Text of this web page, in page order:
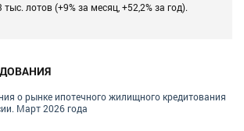
тыс. лотов (+9% за месяц, +52,2% за год).
о рынке ипотечного жилищного кредитования
Март 2026 года